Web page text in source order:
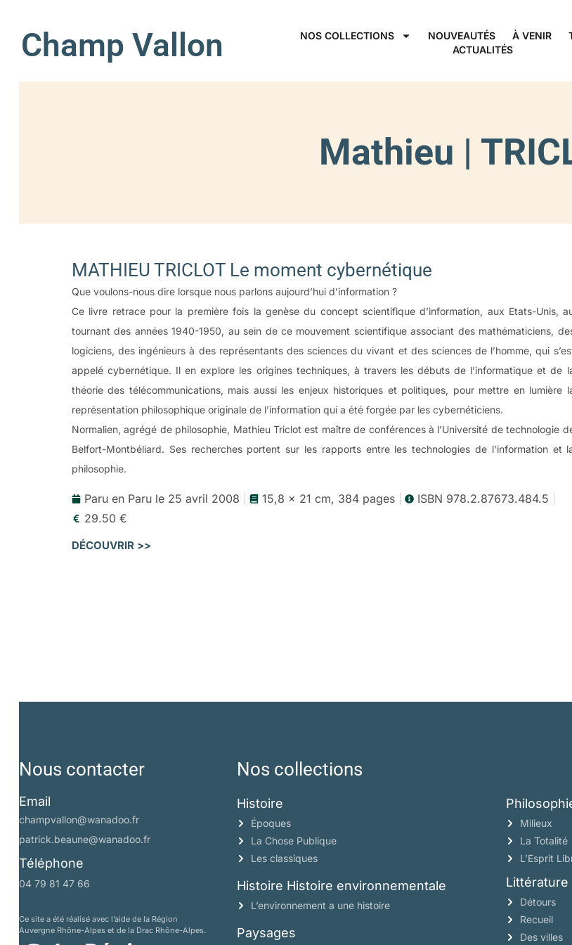
Champ Vallon NOS COLLECTIONS NOUVEAUTÉS À VENIR
ACTUALITÉS
Mathieu |
MATHIEU TRICLOT Le moment cybernétique
Que voulons-nous dire lorsque nous parlons aujourd’hui d’information ?
Ce livre retrace pour la première fois la genèse du concept scientifique d’information, aux Etats-Unis,
tournant des années 1940-1950, au sein de ce mouvement scientifique associant des mathématiciens,
logiciens, des ingénieurs à des représentants des sciences du vivant et des sciences de l’homme, qui
appelé cybernétique. Il en explore les origines techniques, à travers les débuts de l’informatique et de
théorie des télécommunications, mais aussi les enjeux historiques et politiques, pour mettre en lumière
représentation philosophique originale de l’information qui a été forgée par les cybernéticiens.
Normalien, agrégé de philosophie, Mathieu Triclot est maître de conférences à l’Université de technologie
Belfort-Montbéliard. Ses recherches portent sur les rapports entre les technologies de l’information et
philosophie.
Paru en Paru le 25 avril 2008 15,8 x 21 cm, 384 pages
ISBN 978.2.87673.484.5
29.50 €
DÉCOUVRIR >>
Nous contacter
Email
champvallon@wanadoo.fr
patrick.beaune@wanadoo.fr
Téléphone
04 79 81 47 66
Ce site a été réalisé avec l’aide de la Région
Auvergne Rhône-Alpes et de la Drac Rhône-Alpes.
Nos collections
Histoire
Époques
La Chose Publique
Les classiques
Histoire Histoire environnementale
L’environnement a une histoire
Paysages
Milieux
La Totalité
L’Esprit
Littérature
Détours
Recueil
Des villes